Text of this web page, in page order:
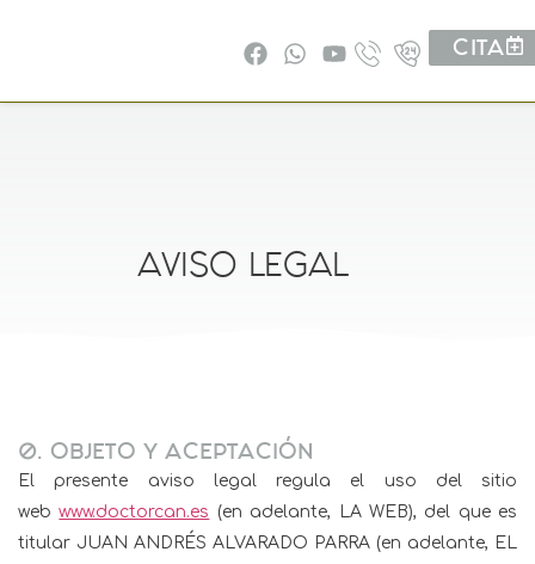
CITA
AVISO LEGAL
0. OBJETO Y ACEPTACIÓN
El presente aviso legal regula el uso del sitio
webwww.doctorcan.es (en adelante, LA WEB), del que es
titular JUAN ANDRÉS ALVARADO PARRA (en adelante, EL